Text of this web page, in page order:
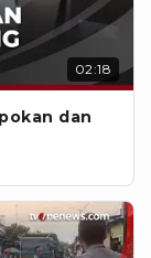
02:18
dan